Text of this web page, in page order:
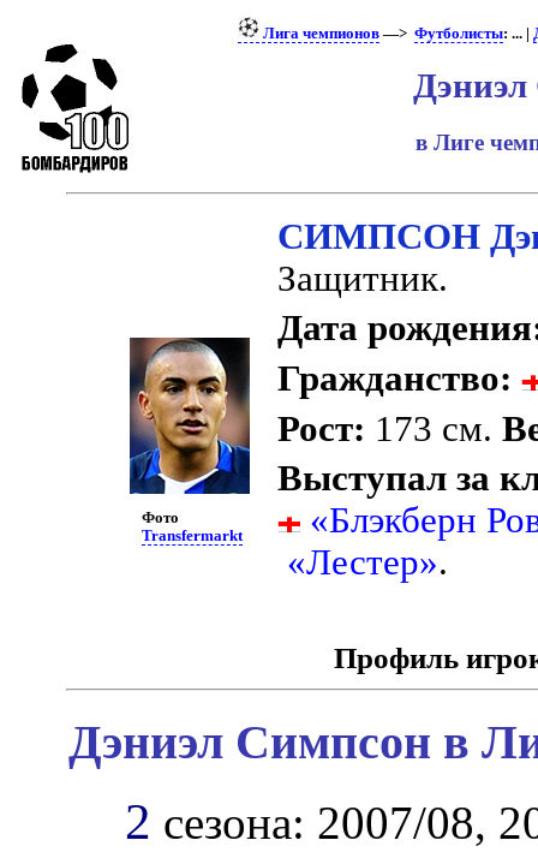
Лига чемпионов —>Футболисты: ... |
в Лиге
Фото
Transfermarkt
СИМПСОН
Защитник.
Дата
Гражданство:
Рост: 173 см.
Выступал за
«Блэкберн
«Лестер».
Профиль
Дэниэл Симпсон в
2 сезона: 2007/08,